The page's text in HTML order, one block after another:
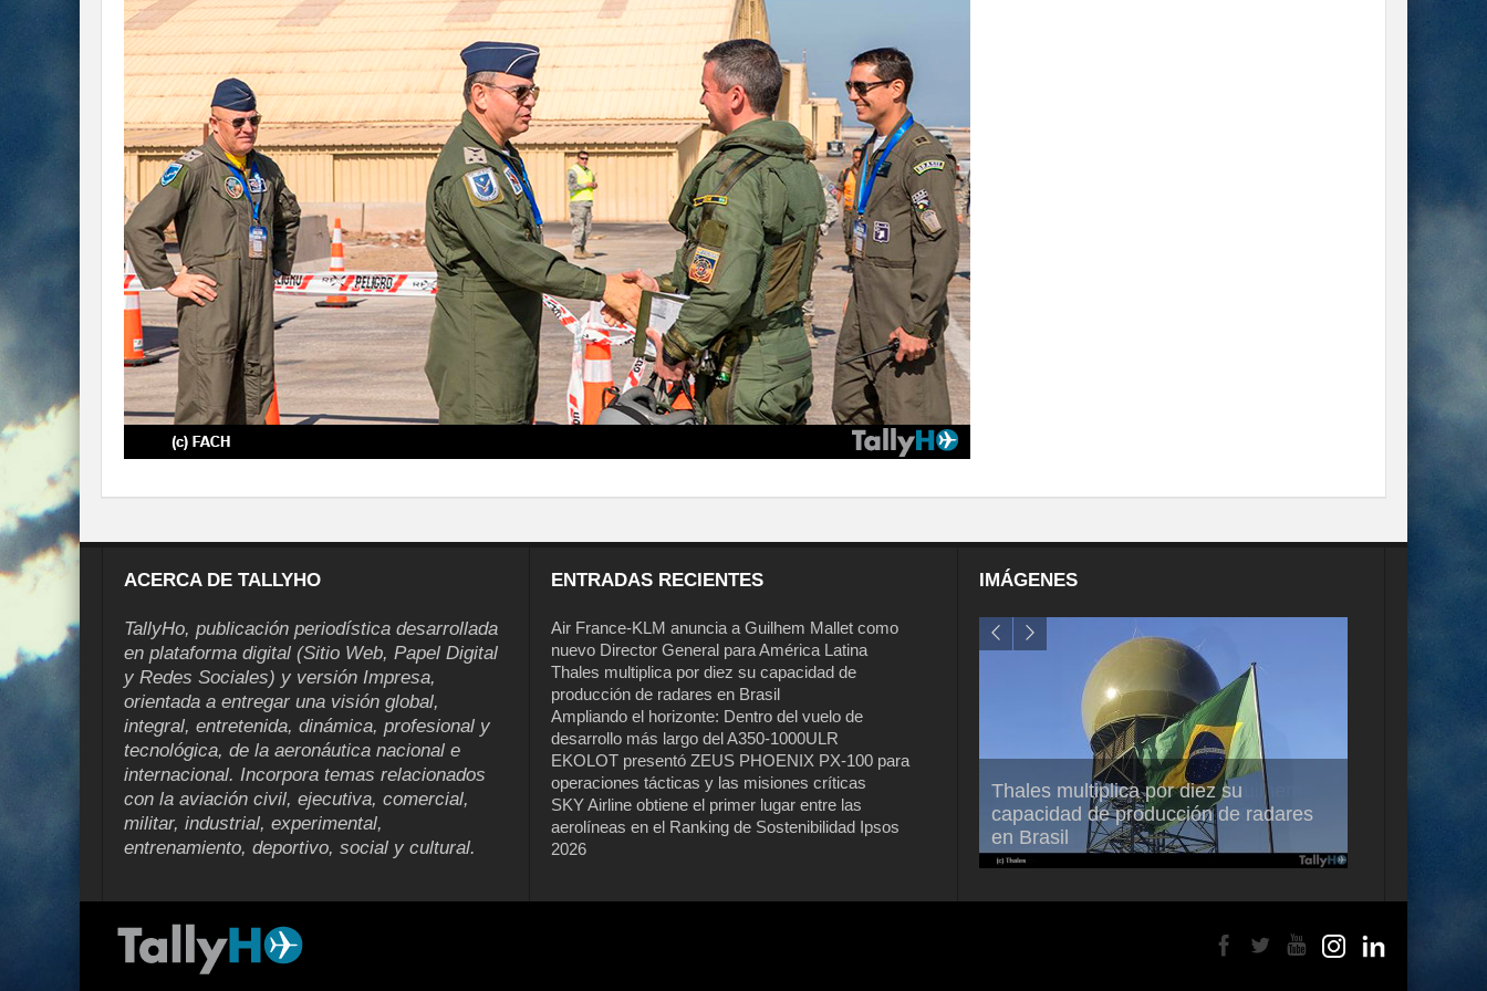
ACERCA DE TALLYHO
TallyHo, publicación periodística desarrollada
en plataforma digital (Sitio Web, Papel Digital
y Redes Sociales) y versión Impresa,
orientada a entregar una visión global,
integral, entretenida, dinámica, profesional y
tecnológica, de la aeronáutica nacional e
internacional. Incorpora temas relacionados
con la aviación civil, ejecutiva, comercial,
militar, industrial, experimental,
entrenamiento, deportivo, social y cultural.
ENTRADAS RECIENTES
Air France-KLM anuncia a Guilhem Mallet como
nuevo Director General para América Latina
Thales multiplica por diez su capacidad de
producción de radares en Brasil
Ampliando el horizonte: Dentro del vuelo de
desarrollo más largo del A350-1000ULR
EKOLOT presentó ZEUS PHOENIX PX-100 para
operaciones tácticas y las misiones críticas
SKY Airline obtiene el primer lugar entre las
aerolíneas en el Ranking de Sostenibilidad Ipsos
2026
IMÁGENES
Air France-KLM anuncia a Guilhem
Mallet como nuevo Director General
para América Latina
Thales multiplica por diez su
capacidad de producción de radares
en Brasil